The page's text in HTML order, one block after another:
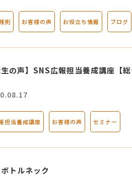
例 お客様の声 お役立ち情報 ブログ
生の声】SNS広報担当養成講座【
担当養成講座 お客様の声 セミナー
トルネック